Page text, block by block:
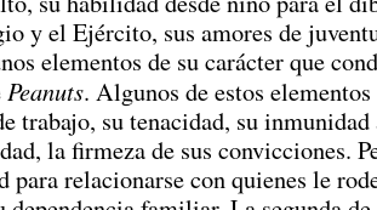
y el Ejército, sus amores de
elementos de su carácter que
Peanuts. Algunos de estos elementos
trabajo, su tenacidad, su
la firmeza de sus convicciones.
para relacionarse con quienes le